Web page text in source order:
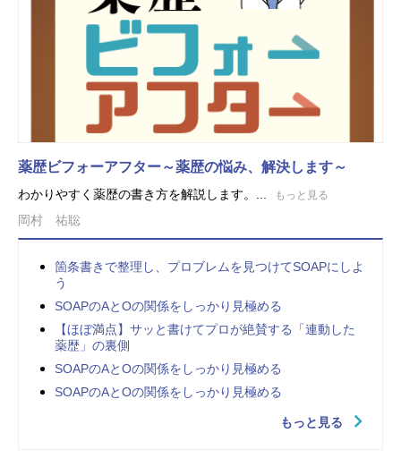
薬歴ビフォーアフター～薬歴の悩み、解決します～
わかりやすく薬歴の書き方を解説します。... もっと見る
岡村 祐聡
箇条書きで整理し、プロブレムを見つけてSOAPにしよ
う
SOAPのAとOの関係をしっかり見極める
【ほぼ満点】サッと書けてプロが絶賛する「連動した
薬歴」の裏側
SOAPのAとOの関係をしっかり見極める
SOAPのAとOの関係をしっかり見極める
もっと見る